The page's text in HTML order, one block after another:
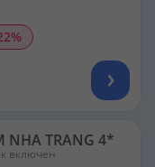
NHA TRANG 4*
включен